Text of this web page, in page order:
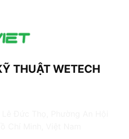
THUẬT WETECH